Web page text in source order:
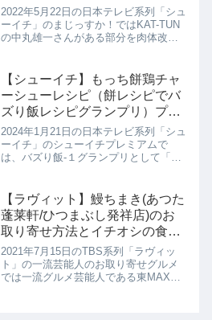
変さんが伝授！まじっすか｜5
月22日
2022年5月22日の日本テレビ系列「シュ
ーイチ」のまじっすか！ではKAT-TUN
の中丸雄一さんがある部分を肉体改造
その筋トレ方法を教わっていたので、
中丸くんが体験した筋ト...
【シューイチ】もっち餅鶏チャ
ーシューレシピ（餅レシピでバ
ズり飯レシピグランプリ）プレ
ミアム｜1月21日
2024年1月21日の日本テレビ系列「シュ
ーイチ」のシューイチプレミアムで
は、バズり飯-１グランプリとして「余
サーMYONのさん。が簡単バズり飯レ
シピ【もっち餅鶏チャーシュ...
【ラヴィット】鰻ちまき(あつた
蓬莱軒/ひつまぶし発祥店)のお
取り寄せ方法とイチオシの食べ
方！東MAXさんのお取り寄せ｜
ラビット！7月15日
2021年7月15日のTBS系列「ラヴィッ
ト」の一流芸能人のお取り寄せグルメ
では一流グルメ芸能人である東MAXこ